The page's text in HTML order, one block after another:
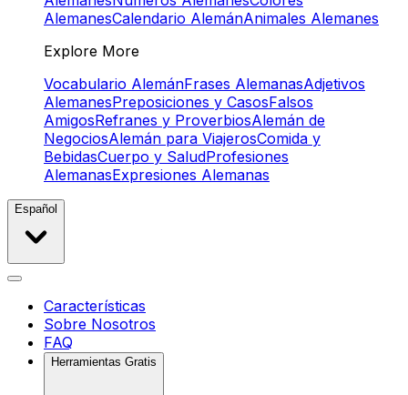
AlemanesCalendario AlemánAnimales Alemanes
Explore More
Vocabulario AlemánFrases AlemanasAdjetivos
AlemanesPreposiciones y CasosFalsos
AmigosRefranes y ProverbiosAlemán de
NegociosAlemán para ViajerosComida y
BebidasCuerpo y SaludProfesiones
AlemanasExpresiones Alemanas
Español
Características
Sobre Nosotros
FAQ
Herramientas Gratis